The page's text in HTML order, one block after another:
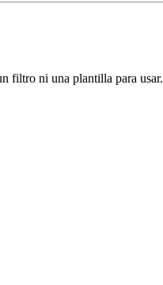
filtro ni una plantilla para usar.